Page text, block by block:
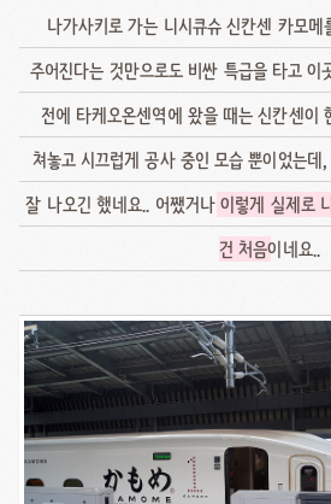
나가사키로 가는 니시큐슈 신칸센 카모메
주어진다는 것만으로도 비싼 특급을 타고 이
전에 타케오온센역에 왔을 때는 신칸센이
쳐놓고 시끄럽게 공사 중인 모습 뿐이었는
잘 나오긴 했네요.. 어쨌거나이렇게 실제로
건 처음이네요..